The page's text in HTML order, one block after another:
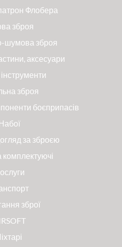
Флобера
зброя
шумова зброя
аксесуари
зброя
боєприпасів
за зброєю
комплектуючі
зброї